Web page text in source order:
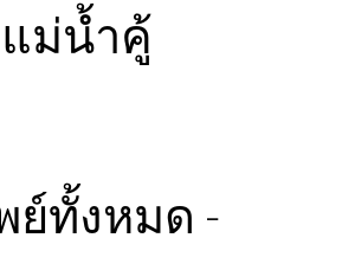
แม่น้ำคู้
ย์ทั้งหมด -